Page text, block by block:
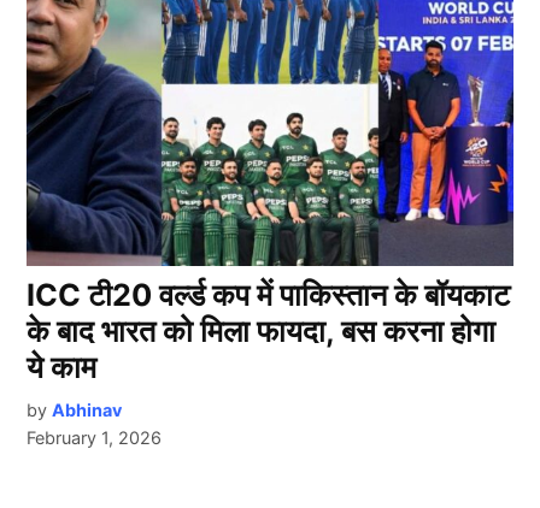
ICC टी20 वर्ल्ड कप में पाकिस्तान के बॉयकाट
के बाद भारत को मिला फायदा, बस करना होगा
ये काम
by Abhinav
February 1, 2026